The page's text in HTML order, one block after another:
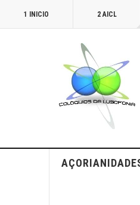
1 INICIO 2 AICL